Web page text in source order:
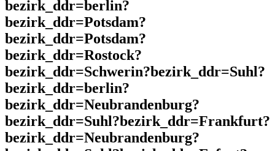
bezirk_ddr=berlin?
bezirk_ddr=Potsdam?
bezirk_ddr=Potsdam?
bezirk_ddr=Rostock?
bezirk_ddr=Schwerin?bezirk_ddr=Suhl?
bezirk_ddr=berlin?
bezirk_ddr=Neubrandenburg?
bezirk_ddr=Suhl?bezirk_ddr=Frankfurt?
bezirk_ddr=Neubrandenburg?